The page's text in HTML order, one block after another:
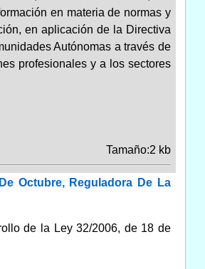
en materia de normas y
en aplicación de la Directiva
Autónomas a través de
profesionales y a los sectores
Tamaño:2 kb
Octubre, Reguladora De La
de la Ley 32/2006, de 18 de